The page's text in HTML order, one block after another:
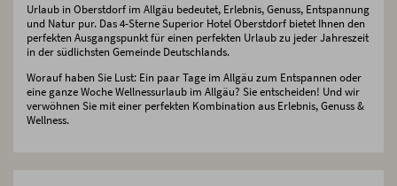
Urlaub in Oberstdorf im Allgäu bedeutet, Erlebnis, Genuss, Entspannung
und Natur pur. Das 4-Sterne Superior Hotel Oberstdorf bietet Ihnen den
perfekten Ausgangspunkt für einen perfekten Urlaub zu jeder Jahreszeit
in der südlichsten Gemeinde Deutschlands.
Worauf haben Sie Lust: Ein paar Tage im Allgäu zum Entspannen oder
eine ganze Woche Wellnessurlaub im Allgäu? Sie entscheiden! Und wir
verwöhnen Sie mit einer perfekten Kombination aus Erlebnis, Genuss &
Wellness.